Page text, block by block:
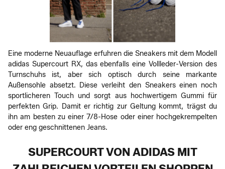
Eine moderne Neuauflage erfuhren die Sneakers mit dem Modell
adidas Supercourt RX, das ebenfalls eine Vollleder-Version des
Turnschuhs ist, aber sich optisch durch seine markante
Außensohle absetzt. Diese verleiht den Sneakers einen noch
sportlicheren Touch und sorgt aus hochwertigem Gummi für
perfekten Grip. Damit er richtig zur Geltung kommt, trägst du
ihn am besten zu einer 7/8-Hose oder einer hochgekrempelten
oder eng geschnittenen Jeans.
SUPERCOURT VON ADIDAS MIT